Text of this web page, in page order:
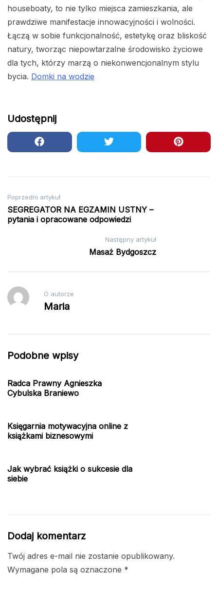
houseboaty, to nie tylko miejsca zamieszkania, ale
prawdziwe manifestacje innowacyjności i wolności.
Łączą w sobie funkcjonalność, estetykę oraz bliskość
natury, tworząc niepowtarzalne środowisko życiowe
dla tych, którzy marzą o niekonwencjonalnym stylu
bycia. Domki na wodzie
Udostępnij
Nawigacja
wpisu
Poprzedni artykuł
SEGREGATOR NA EGZAMIN USTNY –
pytania i opracowane odpowiedzi
Następny artykuł
Masaż Bydgoszcz
O autorze
Maria
Podobne wpisy
Radca Prawny Agnieszka
Cybulska Braniewo
Księgarnia motywacyjna online z
książkami biznesowymi
Jak wybrać książki o sukcesie dla
siebie
Dodaj komentarz
Twój adres e-mail nie zostanie opublikowany.
Wymagane pola są oznaczone *